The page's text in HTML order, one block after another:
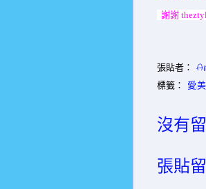
謝謝
張貼者：
標籤： 愛.
沒有
張貼